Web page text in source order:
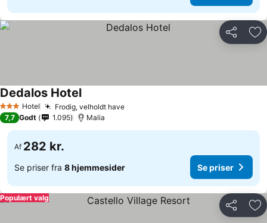
Del
3 StjernerHotel Frodig, velholdt have
Dedalos Hotel
7,7 Godt 1.095 Malia
Af 282 kr.
Se priser fra 8 hjemmesider Se priser
Del
Populært valg